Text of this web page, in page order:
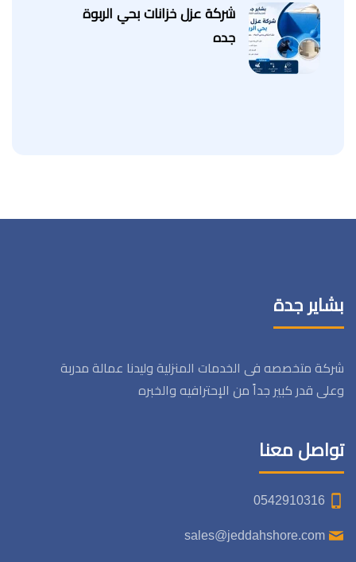
شركة عزل خزانات بحي الربوة
جده
بشاير جدة
شركة متخصصه فى الخدمات المنزلية وليدنا عمالة مدربة
وعلى قدر كبير جداً من الإحترافيه والخبره
تواصل معنا